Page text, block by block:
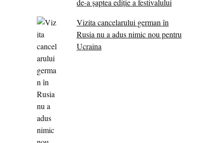
Vizita cancelarului german în
Rusia nu a adus nimic nou pentru
Ucraina